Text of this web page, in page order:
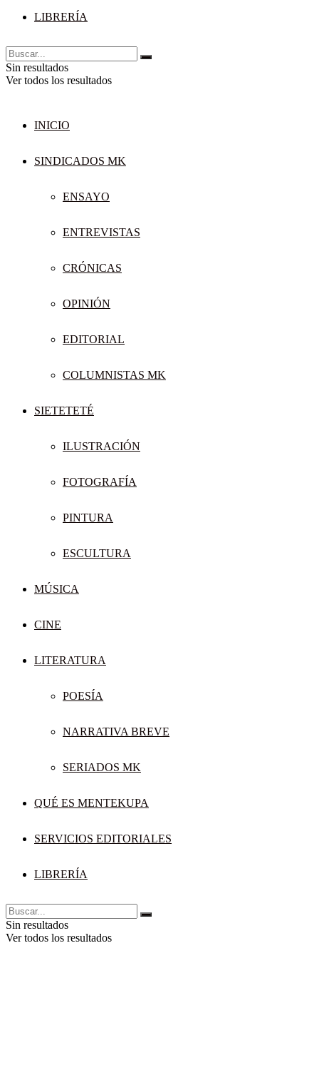
LIBRERÍA
Sin resultados
Ver todos los resultados
INICIO
SINDICADOS MK
ENSAYO
ENTREVISTAS
CRÓNICAS
OPINIÓN
EDITORIAL
COLUMNISTAS MK
SIETETETÉ
ILUSTRACIÓN
FOTOGRAFÍA
PINTURA
ESCULTURA
MÚSICA
CINE
LITERATURA
POESÍA
NARRATIVA BREVE
SERIADOS MK
QUÉ ES MENTEKUPA
SERVICIOS EDITORIALES
LIBRERÍA
Sin resultados
Ver todos los resultados